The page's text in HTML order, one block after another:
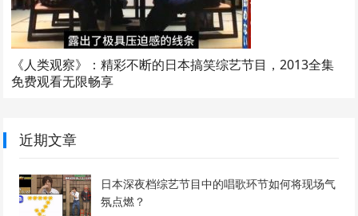
《人类观察》：精彩不断的日本搞笑综艺节目，2013全集
免费观看无限畅享
近期文章
日本深夜档综艺节目中的唱歌环节如何将现场气
氛点燃？